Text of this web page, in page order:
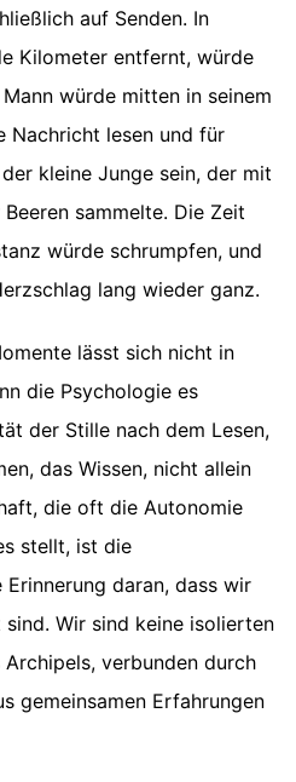
auf Senden. In
Kilometer entfernt, würde
würde mitten in seinem
Nachricht lesen und für
kleine Junge sein, der mit
sammelte. Die Zeit
würde schrumpfen, und
lang wieder ganz.
lässt sich nicht in
die Psychologie es
der Stille nach dem Lesen,
das Wissen, nicht allein
die oft die Autonomie
stellt, ist die
daran, dass wir
Wir sind keine isolierten
Archipels, verbunden durch
gemeinsamen Erfahrungen